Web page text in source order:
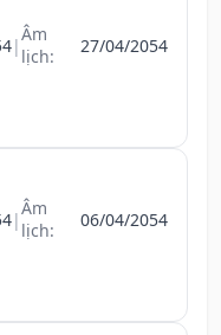
|Âm
lịch:
27/04/2054
|Âm
lịch:
06/04/2054